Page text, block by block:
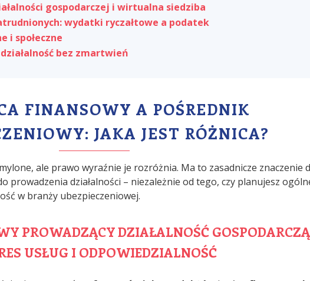
gospodarczej i wirtualna siedziba
wydatki ryczałtowe a podatek
i społeczne
bez zmartwień
FINANSOWY A POŚREDNIK
JAKA JEST RÓŻNICA?
ale prawo wyraźnie je rozróżnia. Ma to zasadnicze znaczenie
prowadzenia działalności – niezależnie od tego, czy planujesz
w branży ubezpieczeniowej.
PROWADZĄCY DZIAŁALNOŚĆ
USŁUG I ODPOWIEDZIALNOŚĆ